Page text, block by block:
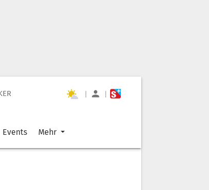
| |
Events Mehr